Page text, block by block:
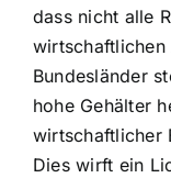
dass nicht alle
Bundesländer
hohe Gehälter
wirtschaftlicher
Dies wirft ein